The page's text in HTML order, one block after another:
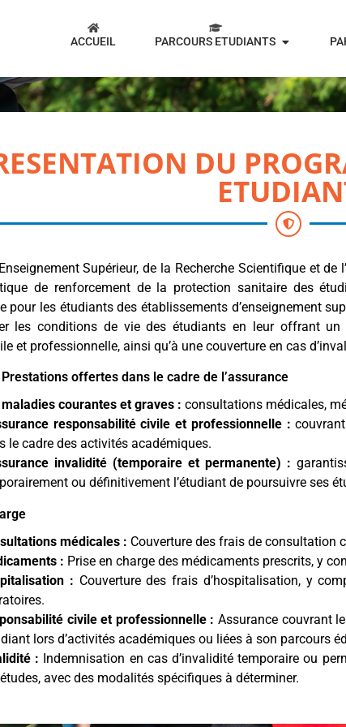
ACCUEIL PARCOURS ETUDIANTS
DU
Supérieur, de la Recherche Scientifique et
de renforcement de la protection sanitaire des
pour les étudiants des établissements d’enseignement
les conditions de vie des étudiants en leur offrant
et professionnelle, ainsi qu’à une couverture en cas
offertes dans le cadre de l’assurance
maladies courantes et graves : consultations médicales,
responsabilité civile et professionnelle :
le cadre des activités académiques.
invalidité (temporaire et permanente) :
ou définitivement l’étudiant de poursuivre ses
médicales : Couverture des frais de consultation
: Prise en charge des médicaments prescrits, y
: Couverture des frais d’hospitalisation, y
civile et professionnelle : Assurance couvrant
lors d’activités académiques ou liées à son parcours
: Indemnisation en cas d’invalidité temporaire ou
avec des modalités spécifiques à déterminer.